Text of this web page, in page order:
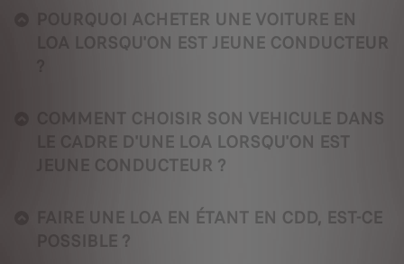
POURQUOI ACHETER UNE VOITURE EN
LOA LORSQU'ON EST JEUNE CONDUCTEUR
COMMENT CHOISIR SON VEHICULE DANS
LE CADRE D'UNE LOA LORSQU'ON EST
JEUNE CONDUCTEUR ?
FAIRE UNE LOA EN ÉTANT EN CDD, EST-CE
POSSIBLE ?